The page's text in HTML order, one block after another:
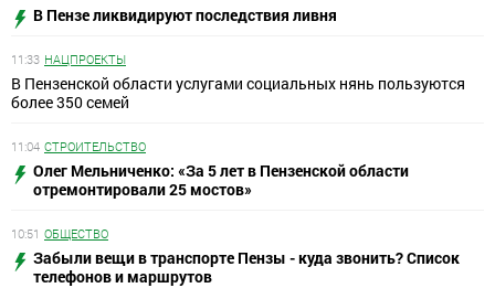
В Пензе ликвидируют последствия ливня
11:33 НАЦПРОЕКТЫ
В Пензенской области услугами социальных нянь пользуются
более 350 семей
11:04 СТРОИТЕЛЬСТВО
Олег Мельниченко: «За 5 лет в Пензенской области
отремонтировали 25 мостов»
10:51 ОБЩЕСТВО
Забыли вещи в транспорте Пензы - куда звонить? Список
телефонов и маршрутов